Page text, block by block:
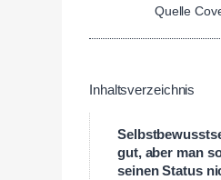
Quelle
Inhaltsverzeichnis
gut, aber man
seinen Status